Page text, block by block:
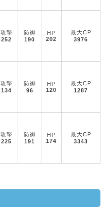
攻撃
252
防御
190
HP
202
最大CP
3976
攻撃
134
防御
96
HP
120
最大CP
1287
攻撃
225
防御
191
HP
174
最大CP
3343